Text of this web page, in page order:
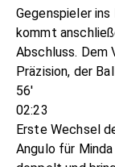
Gegenspieler
kommt
Abschluss.
Präzision, der
56'
02:23
Erste Wechsel
Angulo für